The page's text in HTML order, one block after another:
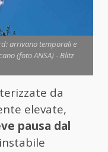
arrivano temporali e
(foto ANSA) - Blitz
da
elevate,
pausa dal